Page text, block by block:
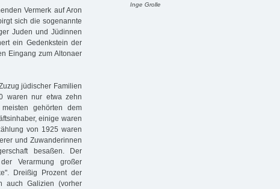
Inge Grolle
Vermerk auf Aron
sich die sogenannte
Juden und Jüdinnen
ein Gedenkstein der
Eingang zum Altonaer
jüdischer Familien
waren nur etwa zehn
gehörten dem
einige waren
von 1925 waren
und Zuwanderinnen
besaßen. Der
Verarmung großer
Dreißig Prozent der
auch Galizien (vorher